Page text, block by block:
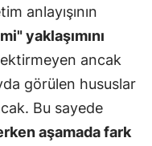
Bayburt
Karaman
Batman
anlayışının
yaklaşımını
ancak
görülen hususlar
Bu sayede
aşamada fark